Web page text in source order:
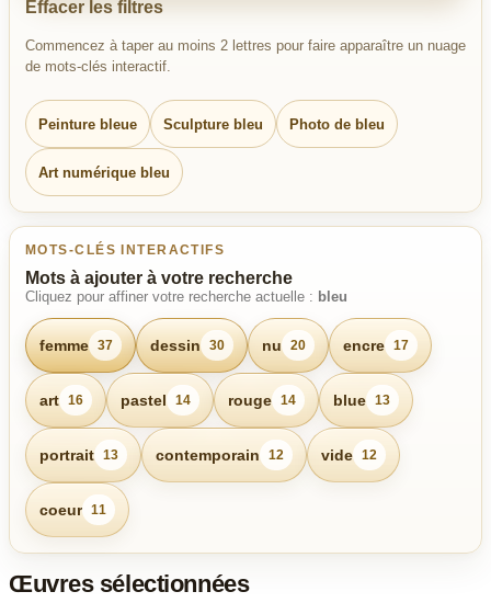
Effacer les filtres
Commencez à taper au moins 2 lettres pour faire apparaître un nuage
de mots-clés interactif.
Peinture bleue Sculpture bleu Photo de bleu
Art numérique bleu
MOTS-CLÉS INTERACTIFS
Mots à ajouter à votre recherche
Cliquez pour affiner votre recherche actuelle : bleu
femme 37 dessin 30 nu 20 encre 17
art 16 pastel 14 rouge 14 blue 13
portrait 13 contemporain 12 vide 12
coeur 11
Œuvres sélectionnées